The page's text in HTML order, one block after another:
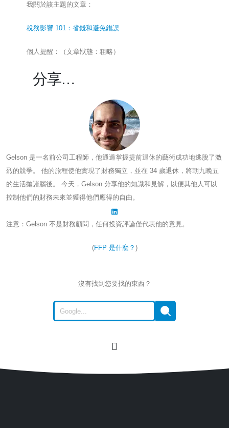
我關於該主題的文章：
稅務影響 101：省錢和避免錯誤
個人提醒：（文章狀態：粗略）
分享…
Gelson 是一名前公司工程師，他通過掌握提前退休的藝術成功地逃脫了激
烈的競爭。 他的旅程使他實現了財務獨立，並在 34 歲退休，將朝九晚五
的生活拋諸腦後。 今天，Gelson 分享他的知識和見解，以便其他人可以
控制他們的財務未來並獲得他們應得的自由。
注意：Gelson 不是財務顧問，任何投資評論僅代表他的意見。
(FFP 是什麼？ )
沒有找到您要找的東西？